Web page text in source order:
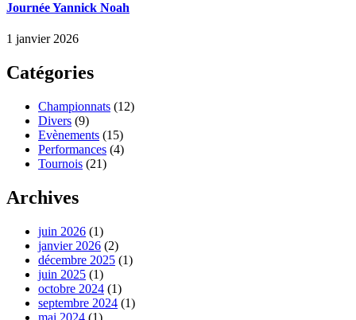
Journée Yannick Noah
1 janvier 2026
Catégories
Championnats (12)
Divers (9)
Evènements (15)
Performances (4)
Tournois (21)
Archives
juin 2026 (1)
janvier 2026 (2)
décembre 2025 (1)
juin 2025 (1)
octobre 2024 (1)
septembre 2024 (1)
mai 2024 (1)